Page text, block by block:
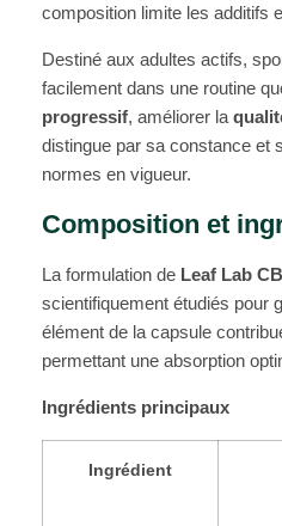
composition limite les additifs
Destiné aux adultes actifs,
facilement dans une routine
progressif, améliorer la
distingue par sa constance et
normes en vigueur.
Composition et
La formulation de Leaf Lab
scientifiquement étudiés pour
élément de la capsule
permettant une absorption
Ingrédients principaux
Ingrédient